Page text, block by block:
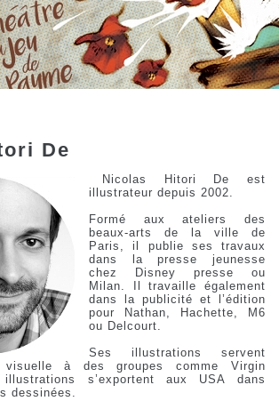
De
Nicolas Hitori De est
illustrateur depuis 2002.
Formé aux ateliers des
beaux-arts de la ville de
Paris, il publie ses travaux
dans la presse jeunesse
chez Disney presse ou
Milan. Il travaille également
dans la publicité et l’édition
pour Nathan, Hachette, M6
ou Delcourt.
Ses illustrations servent
visuelle à des groupes comme Virgin
s’exportent aux USA dans
dessinées.